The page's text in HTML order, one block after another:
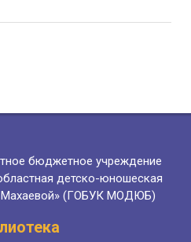
бюджетное учреждение
детско-юношеская
Махаевой» (ГОБУК МОДЮБ)